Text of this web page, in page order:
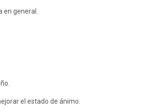
general.
el estado de ánimo.